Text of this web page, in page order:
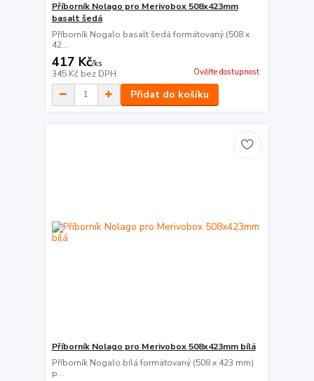
Příborník Nolago pro Merivobox 508x423mm
basalt šedá
Příborník Nogalo basalt šedá formátovaný (508 x
42...
417 Kč/ks
345 Kč bez DPH Ověřte dostupnost
Přidat do košíku
Příborník Nolago pro Merivobox 508x423mm bílá
Příborník Nogalo bílá formátovaný (508 x 423 mm)
p...